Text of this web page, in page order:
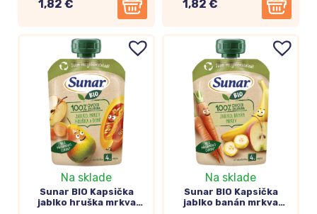
1,82 € 1,82 €
Na sklade
Sunar BIO Kapsička
jablko hruška mrkva
Na sklade
Sunar BIO Kapsička
jablko banán mrkva